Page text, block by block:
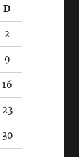
D
2
9
16
23
30